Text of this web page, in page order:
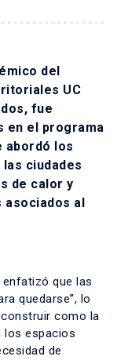
del
UC
fue
en el programa
abordó los
ciudades
de calor y
al
que las
quedarse”, lo
como la
los espacios
de